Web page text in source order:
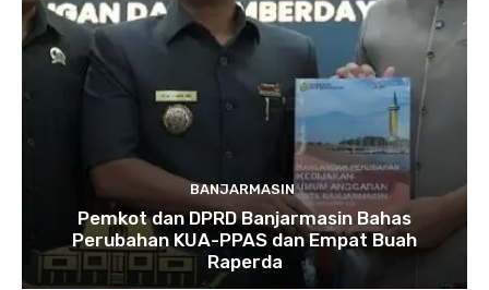
BANJARMASIN
Pemkot dan DPRD Banjarmasin Bahas
Perubahan KUA-PPAS dan Empat Buah
Raperda